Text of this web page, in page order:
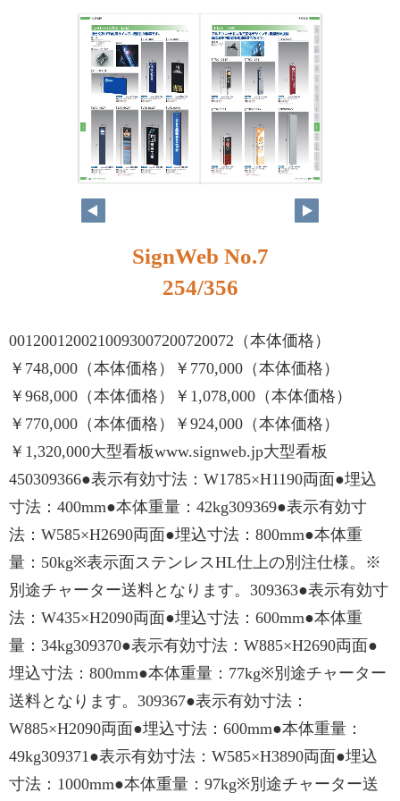
SignWeb No.7
254/356
0012001200210093007200720072（本体価格）
￥748,000（本体価格）￥770,000（本体価格）
￥968,000（本体価格）￥1,078,000（本体価格）
￥770,000（本体価格）￥924,000（本体価格）
￥1,320,000大型看板www.signweb.jp大型看板
450309366●表示有効寸法：W1785×H1190両面●埋込
寸法：400mm●本体重量：42kg309369●表示有効寸
法：W585×H2690両面●埋込寸法：800mm●本体重
量：50kg※表示面ステンレスHL仕上の別注仕様。※
別途チャーター送料となります。309363●表示有効寸
法：W435×H2090両面●埋込寸法：600mm●本体重
量：34kg309370●表示有効寸法：W885×H2690両面●
埋込寸法：800mm●本体重量：77kg※別途チャーター
送料となります。309367●表示有効寸法：
W885×H2090両面●埋込寸法：600mm●本体重量：
49kg309371●表示有効寸法：W585×H3890両面●埋込
寸法：1000mm●本体重量：97kg※別途チャーター送